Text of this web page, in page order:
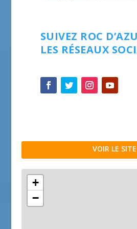
SUIVEZ ROC
LES RÉSEAUX
VOIR LE SITE
+
−